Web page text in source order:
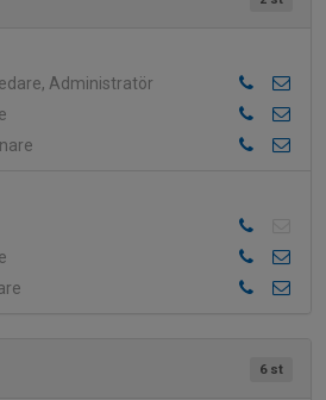
Administratör
6 st